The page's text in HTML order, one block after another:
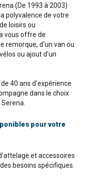
(De 1993 à 2003)
polyvalence de votre
loisirs ou
vous offre de
remorque, d'un van ou
ou ajout d'un
40 ans d'expérience
dans le choix
pour votre
et accessoires
besoins spécifiques.